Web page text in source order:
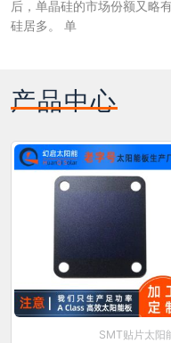
后，单晶硅的市场份额又略
硅居多。 单
产品中心
SMT贴片太阳